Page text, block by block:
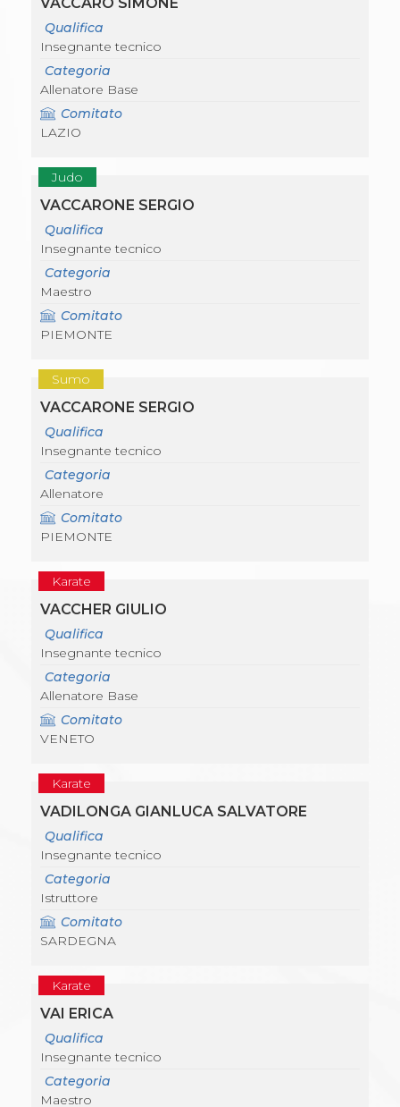
VACCARO SIMONE
Qualifica
Insegnante tecnico
Categoria
Allenatore Base
Comitato
LAZIO
Judo
VACCARONE SERGIO
Qualifica
Insegnante tecnico
Categoria
Maestro
Comitato
PIEMONTE
Sumo
VACCARONE SERGIO
Qualifica
Insegnante tecnico
Categoria
Allenatore
Comitato
PIEMONTE
Karate
VACCHER GIULIO
Qualifica
Insegnante tecnico
Categoria
Allenatore Base
Comitato
VENETO
Karate
VADILONGA GIANLUCA SALVATORE
Qualifica
Insegnante tecnico
Categoria
Istruttore
Comitato
SARDEGNA
Karate
VAI ERICA
Qualifica
Insegnante tecnico
Categoria
Maestro